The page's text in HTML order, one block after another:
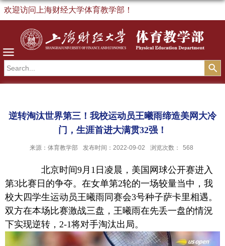
欢迎访问上海财经大学体育教学部！
逆转淘汰世界第三！我校运动员王曦雨缔造美网大冷
门，生涯首进大满贯32强！
来源：体育教学部 发布时间：2022-09-02 浏览次数： 568
北京时间9月1日凌晨，美国网球公开赛进入
第3比赛日的争夺。在女单第2轮的一场较量当中，我
校大四学生运动员王曦雨同赛会3号种子萨卡里相遇。
双方在本场比赛激战三盘，王曦雨在先丢一盘的情況
下实现逆转，2-1将对手淘汰出局。